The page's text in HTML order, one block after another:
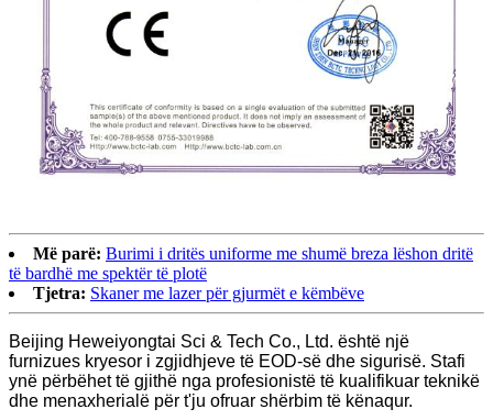
Më parë: Burimi i dritës uniforme me shumë breza lëshon dritë
të bardhë me spektër të plotë
Tjetra: Skaner me lazer për gjurmët e këmbëve
Beijing Heweiyongtai Sci & Tech Co., Ltd. është një
furnizues kryesor i zgjidhjeve të EOD-së dhe sigurisë. Stafi
ynë përbëhet të gjithë nga profesionistë të kualifikuar teknikë
dhe menaxherialë për t'ju ofruar shërbim të kënaqur.